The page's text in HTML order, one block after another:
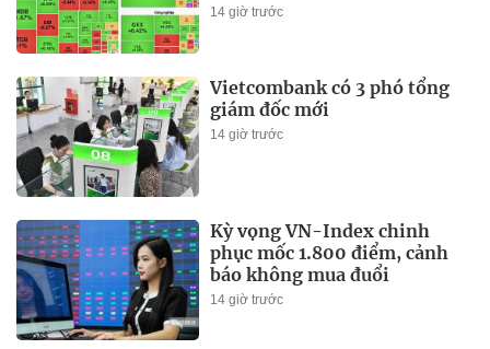
14 giờ trước
Vietcombank có 3 phó tổng
giám đốc mới
14 giờ trước
Kỳ vọng VN-Index chinh
phục mốc 1.800 điểm, cảnh
báo không mua đuổi
14 giờ trước